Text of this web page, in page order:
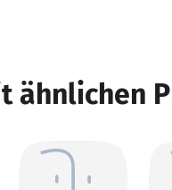
ähnlichen